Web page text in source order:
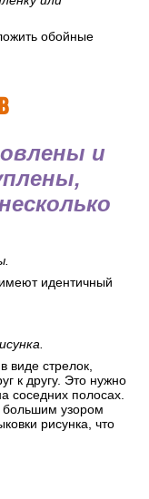
обойные
и
идентичный
виде стрелок,
к другу. Это нужно
соседних полосах.
большим узором
рисунка, что